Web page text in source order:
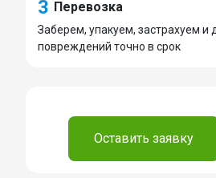
3 Перевозка
Заберем, упакуем, застрахуем и
повреждений точно в срок
Оставить заявку